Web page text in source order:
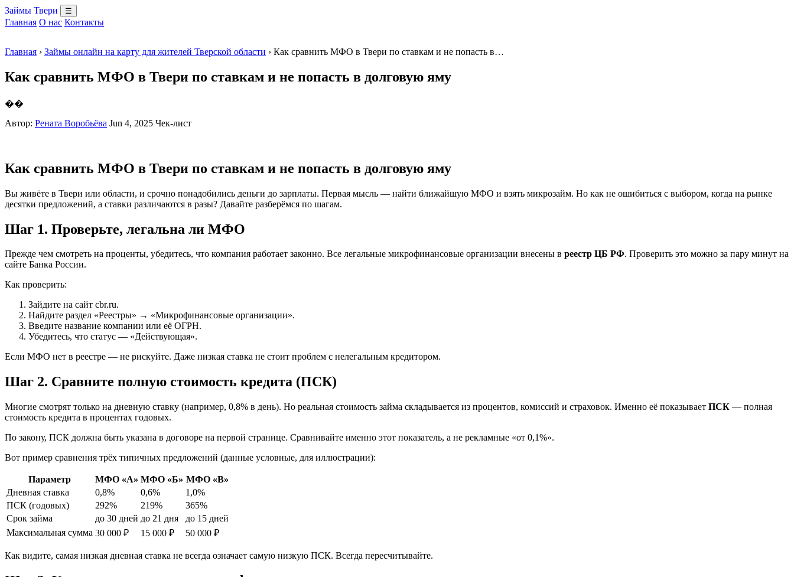
Займы Твери ☰
Главная О нас Контакты
Главная › Займы онлайн на карту для жителей Тверской области › Как сравнить МФО в Твери по ставкам и не попасть в…
Как сравнить МФО в Твери по ставкам и не попасть в долговую яму
��
Автор: Рената Воробьёва Jun 4, 2025 Чек-лист
Как сравнить МФО в Твери по ставкам и не попасть в долговую яму
Вы живёте в Твери или области, и срочно понадобились деньги до зарплаты. Первая мысль — найти ближайшую МФО и взять микрозайм. Но как не ошибиться с выбором, когда на рынке
десятки предложений, а ставки различаются в разы? Давайте разберёмся по шагам.
Шаг 1. Проверьте, легальна ли МФО
Прежде чем смотреть на проценты, убедитесь, что компания работает законно. Все легальные микрофинансовые организации внесены в реестр ЦБ РФ. Проверить это можно за пару минут на
сайте Банка России.
Как проверить:
Зайдите на сайт cbr.ru.
Найдите раздел «Реестры» → «Микрофинансовые организации».
Введите название компании или её ОГРН.
Убедитесь, что статус — «Действующая».
Если МФО нет в реестре — не рискуйте. Даже низкая ставка не стоит проблем с нелегальным кредитором.
Шаг 2. Сравните полную стоимость кредита (ПСК)
Многие смотрят только на дневную ставку (например, 0,8% в день). Но реальная стоимость займа складывается из процентов, комиссий и страховок. Именно её показывает ПСК — полная
стоимость кредита в процентах годовых.
По закону, ПСК должна быть указана в договоре на первой странице. Сравнивайте именно этот показатель, а не рекламные «от 0,1%».
Вот пример сравнения трёх типичных предложений (данные условные, для иллюстрации):
Параметр МФО «А» МФО «Б» МФО «В»
Дневная ставка
0,8% 0,6%
1,0%
ПСК (годовых)
292% 219%
365%
Срок займа
до 30 дней до 21 дня
до 15 дней
Максимальная сумма 30 000 ₽ 15 000 ₽ 50 000 ₽
Как видите, самая низкая дневная ставка не всегда означает самую низкую ПСК. Всегда пересчитывайте.